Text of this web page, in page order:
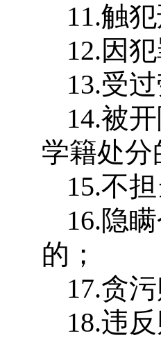
11.触
12.因
13.受
14.被
学籍处分
15.不
16.隐
的；
17.贪
18.违